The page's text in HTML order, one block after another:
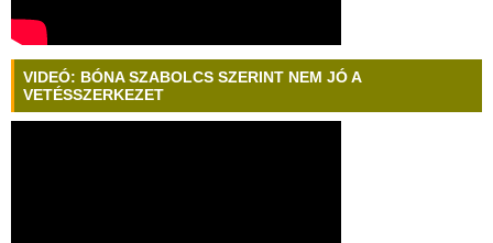
VIDEÓ: BÓNA SZABOLCS SZERINT NEM JÓ A
VETÉSSZERKEZET